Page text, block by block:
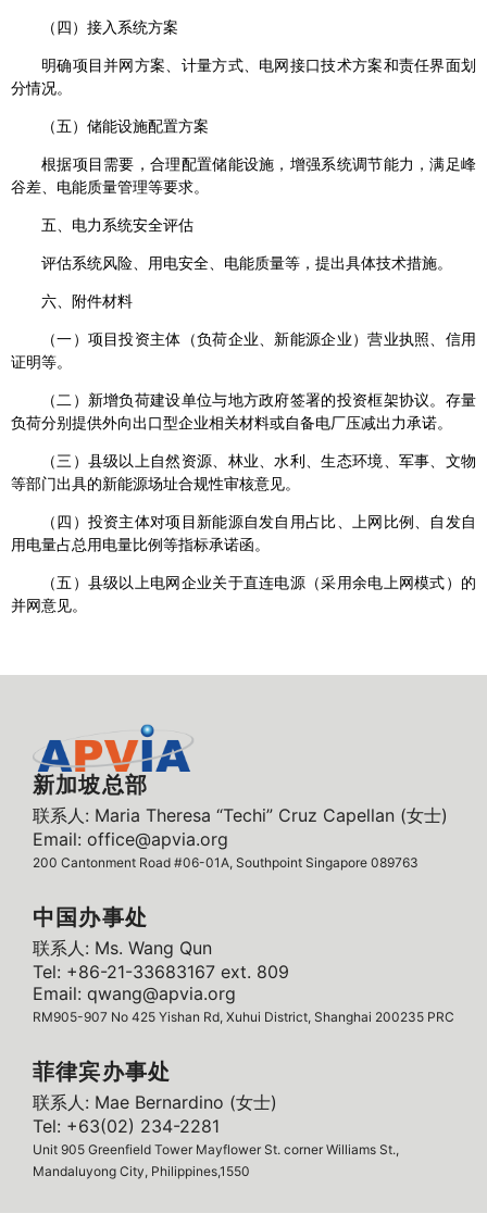
（四）接入系统方案
明确项目并网方案、计量方式、电网接口技术方案和责任界面划
分情况。
（五）储能设施配置方案
根据项目需要，合理配置储能设施，增强系统调节能力，满足峰
谷差、电能质量管理等要求。
五、电力系统安全评估
评估系统风险、用电安全、电能质量等，提出具体技术措施。
六、附件材料
（一）项目投资主体（负荷企业、新能源企业）营业执照、信用
证明等。
（二）新增负荷建设单位与地方政府签署的投资框架协议。存量
负荷分别提供外向出口型企业相关材料或自备电厂压减出力承诺。
（三）县级以上自然资源、林业、水利、生态环境、军事、文物
等部门出具的新能源场址合规性审核意见。
（四）投资主体对项目新能源自发自用占比、上网比例、自发自
用电量占总用电量比例等指标承诺函。
（五）县级以上电网企业关于直连电源（采用余电上网模式）的
并网意见。
新加坡总部
联系人: Maria Theresa “Techi” Cruz Capellan (女士)
Email: office@apvia.org
200 Cantonment Road #06-01A, Southpoint Singapore 089763
中国办事处
联系人: Ms. Wang Qun
Tel: +86-21-33683167 ext. 809
Email: qwang@apvia.org
RM905-907 No 425 Yishan Rd, Xuhui District, Shanghai 200235 PRC
菲律宾办事处
联系人: Mae Bernardino (女士)
Tel: +63(02) 234-2281
Unit 905 Greenfield Tower Mayflower St. corner Williams St.,
Mandaluyong City, Philippines,1550